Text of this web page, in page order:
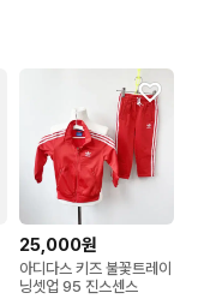
25,000원
아디다스 키즈 불꽃트레이
닝셋업 95 진스센스